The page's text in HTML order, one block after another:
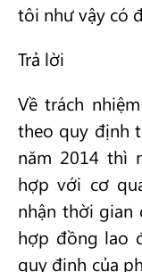
tôi như vậy có
Trả lời
Về trách
theo quy định
năm 2014 thì
hợp với cơ
nhận thời gian
hợp đồng lao
quy định của